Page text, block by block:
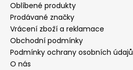
Oblíbené produkty
Prodávané značky
Vrácení zboží a reklamace
Obchodní podmínky
Podmínky ochrany osobních údajů
O nás